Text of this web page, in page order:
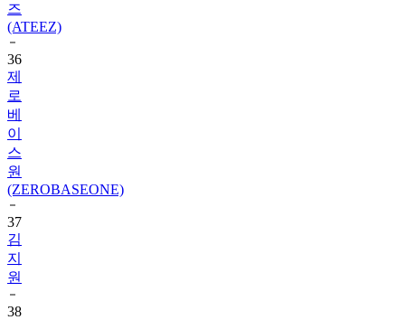
즈
(ATEEZ)
36
제
로
베
이
스
원
(ZEROBASEONE)
37
김
지
원
38